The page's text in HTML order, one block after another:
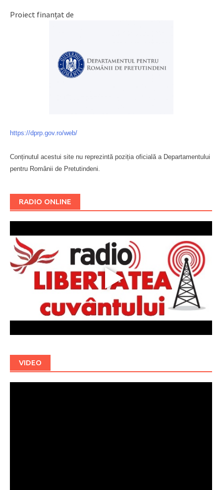
Proiect finanțat de
https://dprp.gov.ro/web/
Conținutul acestui site nu reprezintă poziția oficială a Departamentului
pentru Românii de Pretutindeni.
RADIO ONLINE
VIDEO